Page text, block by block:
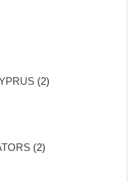
(2)
(2)